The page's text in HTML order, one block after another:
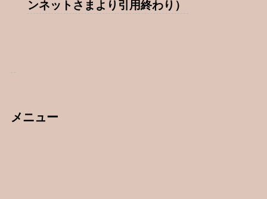
ンネットさまより引用終わり）
メニュー